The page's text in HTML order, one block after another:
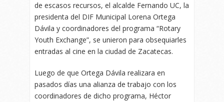
de escasos recursos, el alcalde Fernando UC, la
presidenta del DIF Municipal Lorena Ortega
Dávila y coordinadores del programa “Rotary
Youth Exchange”, se unieron para obsequiarles
entradas al cine en la ciudad de Zacatecas.
Luego de que Ortega Dávila realizara en
pasados días una alianza de trabajo con los
coordinadores de dicho programa, Héctor